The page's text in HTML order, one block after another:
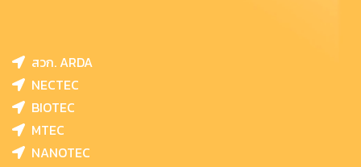
สวก. ARDA
NECTEC
BIOTEC
MTEC
NANOTEC